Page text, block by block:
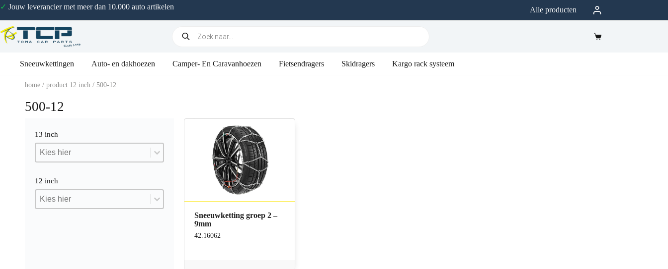
✓ Jouw leverancier met meer dan 10.000 auto artikelen Alle producten
Sneeuwkettingen Auto- en dakhoezen Camper- En Caravanhoezen Fietsendragers Skidragers Kargo rack systeem
home / product 12 inch / 500-12
500-12
13 inch
13 inch
13 inch
13 inch
12 inch
12 inch
12 inch
12 inch
Sneeuwketting groep 2 –
9mm
42.16062